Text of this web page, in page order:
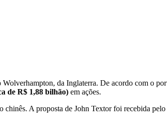
da Inglaterra. De acordo com o
de R$ 1,88 bilhão) em ações.
A proposta de John Textor foi recebida